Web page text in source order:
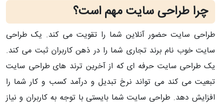
چرا طراحی سایت مهم است؟
طراحی سایت حضور آنلاین شما را تقویت می کند. یک طراحی
سایت خوب نام برند تجاری شما را در ذهن کاربران ثبت می کند.
یک طراحی سایت حرفه ای که از آخرین ترند های طراحی سایت
تبعیت می کند می تواند نرخ تبدیل و درآمد کسب و کار شما را
افزایش دهد. طراحی سایت شما بایستی با توجه به کاربران و نیاز